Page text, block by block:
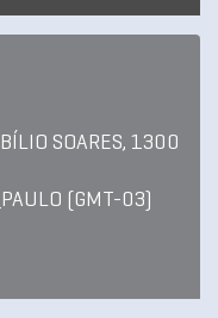
SOARES, 1300
(GMT-03)